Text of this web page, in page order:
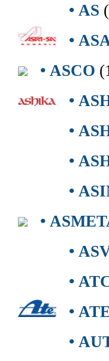
• AS
•
• ASCO
•
•
•
•
•
•
•
•
•